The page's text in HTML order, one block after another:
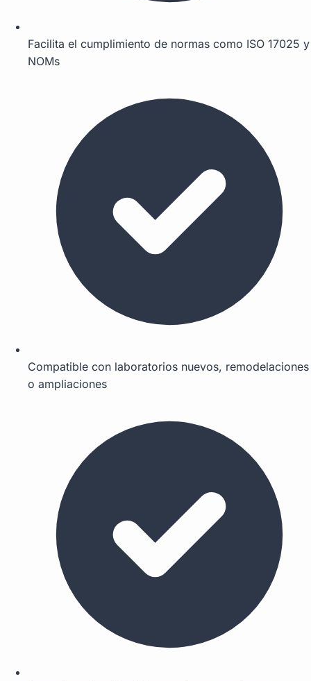
Facilita el cumplimiento de normas como ISO 17025 y
NOMs
Compatible con laboratorios nuevos, remodelaciones
o ampliaciones